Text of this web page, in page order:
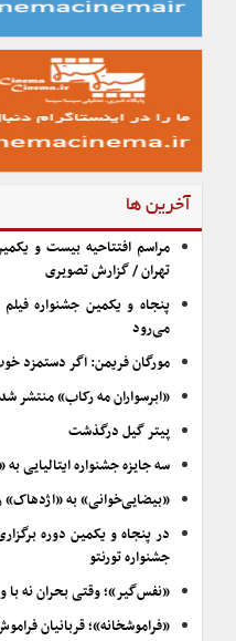
آخرین ها
مراسم افتتاحیه بیست و
تهران / گزارش تصویری
پنجاه و یکمین جشنواره فیلم
می‌رود
مورگان فریمن: اگر دستمزد
«ابرسواران مه رکاب» منتشر شد
پیتر گیل درگذشت
سه جایزه جشنواره ایتالیایی
«بیضایی‌خوانی» به «اژدهاک»
در پنجاه و یکمین دوره
جشنواره تورنتو
«نفس‌گیر»؛ وقتی بحران نه با
«فراموشخانه»؛ قربانیان